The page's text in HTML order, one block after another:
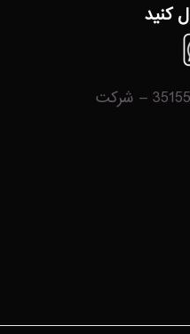
کنید
نشانی: سمنان، صندوق پستی 351558040 – شرکت